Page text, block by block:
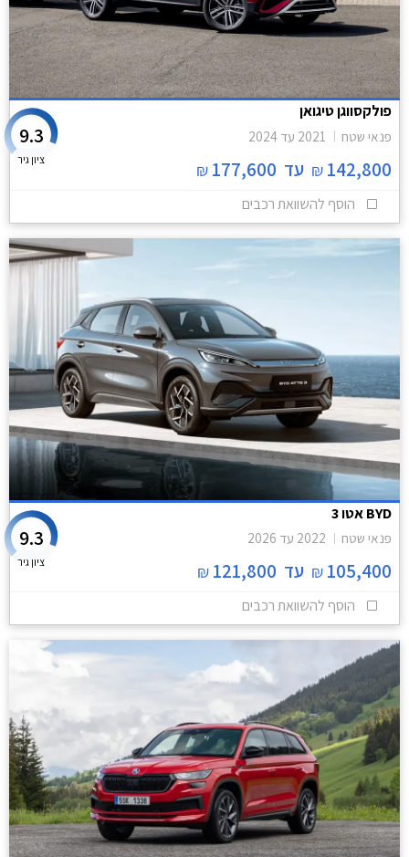
פולקסווגן טיגואן
פנאי שטח 2021 עד 2024
142,800
₪ עד 177,600
₪
9.3
ציון גיר
הוסף להשוואת רכבים
BYD אטו 3
פנאי שטח 2022 עד 2026
105,400
₪ עד 121,800
₪
9.3
ציון גיר
הוסף להשוואת רכבים